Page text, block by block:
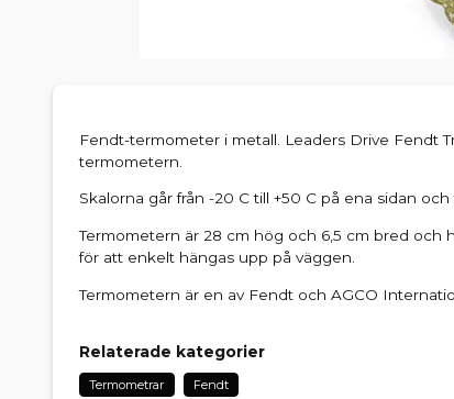
Fendt-termometer i metall. Leaders Drive Fendt
termometern.
Skalorna går från -20 C till +50 C på ena sidan
Termometern är 28 cm hög och 6,5 cm bred och
för att enkelt hängas upp på väggen.
Termometern är en av Fendt och AGCO
Relaterade kategorier
Termometrar Fendt